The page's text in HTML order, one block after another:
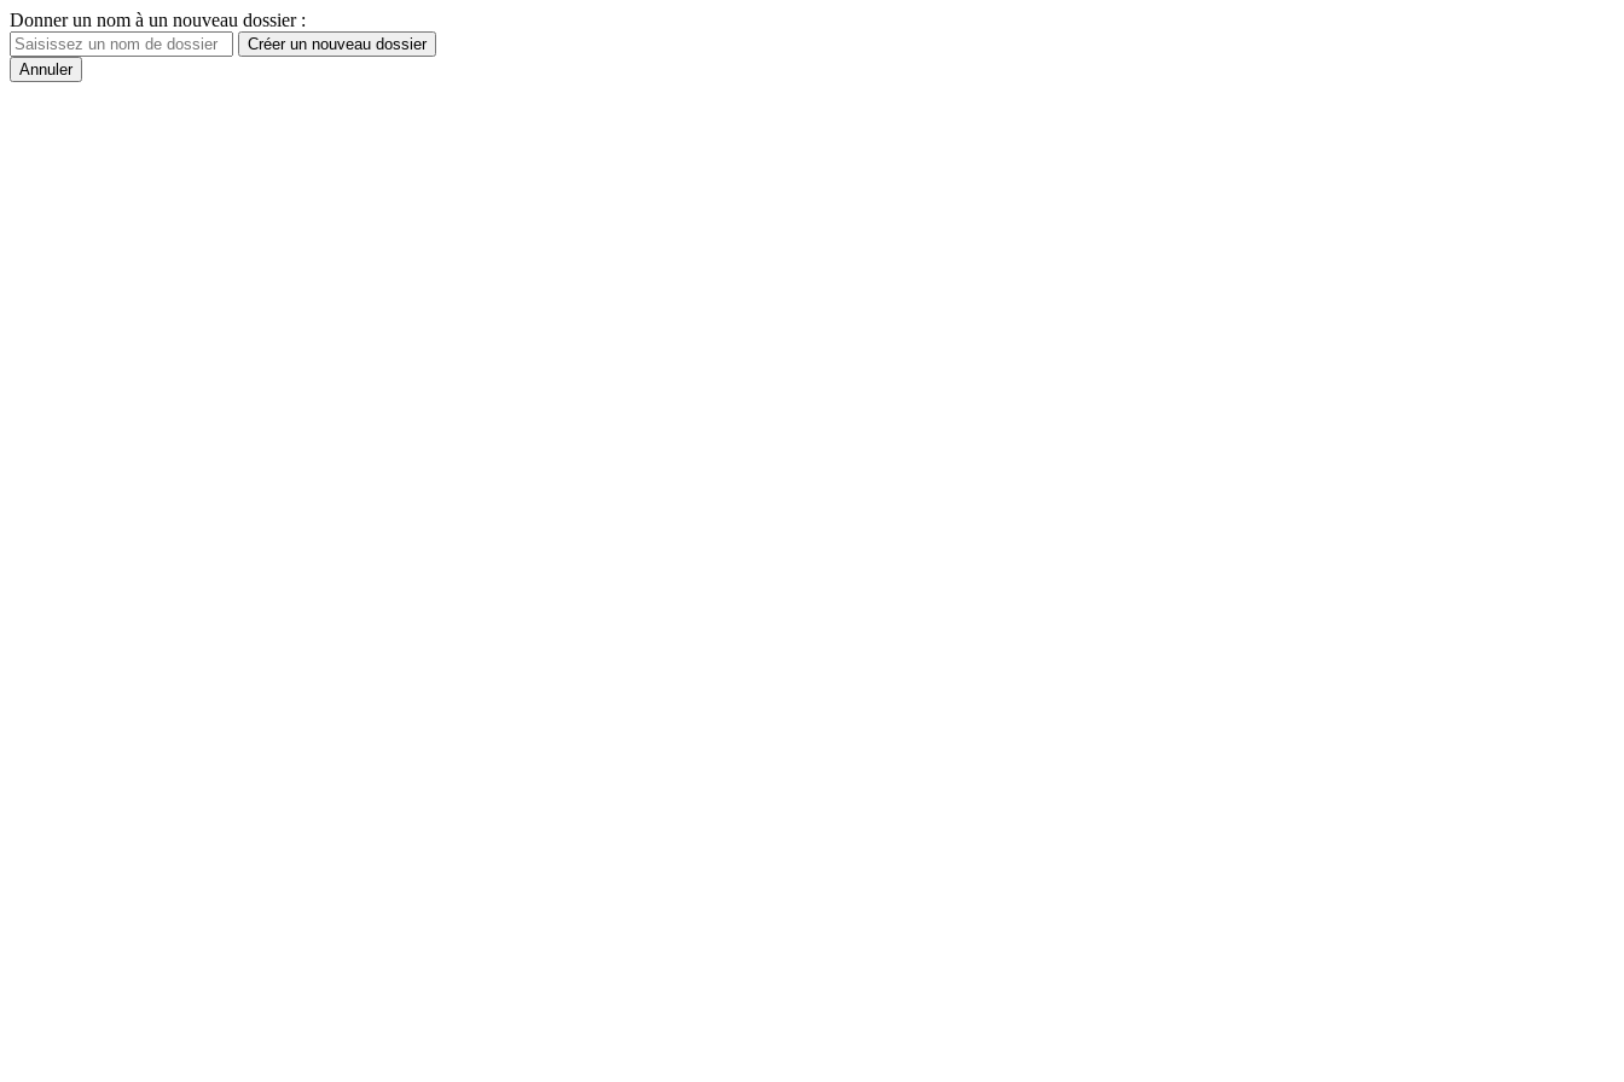
Donner un nom à un nouveau dossier :
Créer un nouveau dossier
Annuler